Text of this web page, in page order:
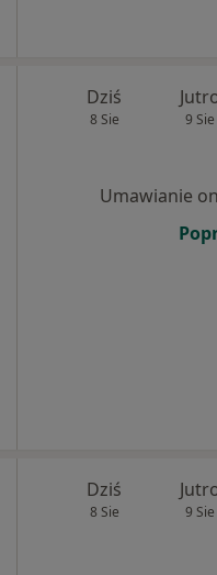
Dziś
8 Sie 9 Sie
Umawianie
Dziś
8 Sie 9 Sie